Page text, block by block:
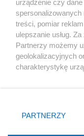
X
urządzenie czy
treści, pomiar
ulepszanie usług.
Partnerzy możemy
geolokalizacyjnych
charakterystykę
zmienić/wycofać
znajdujący się w
rodzaje
PARTNERZY